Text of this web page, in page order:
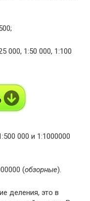
000, 1:50 000, 1:100
000 и 1:1000000
(обзорные).
деления, это в